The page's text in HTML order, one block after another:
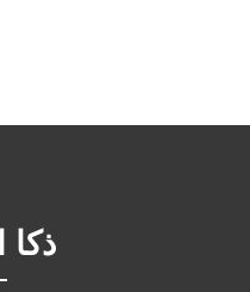
ذکا